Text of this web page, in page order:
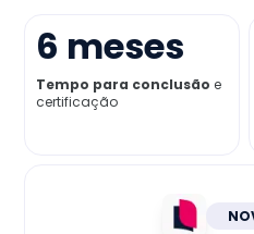
Já sou aluno
6 meses
Tempo para conclusão e
certificação